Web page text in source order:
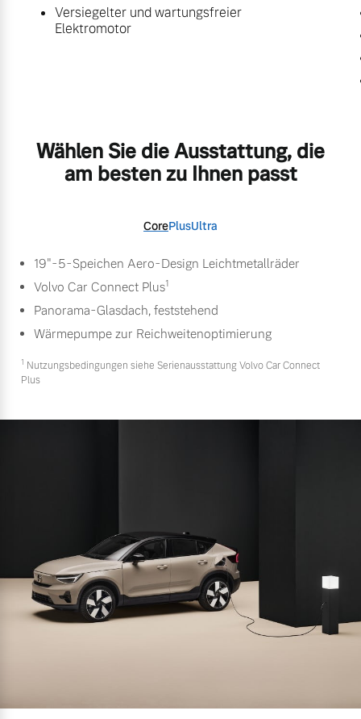
Versiegelter und wartungsfreier
Elektromotor
Wählen Sie die Ausstattung, die
am besten zu Ihnen passt
CorePlusUltra
19"-5-Speichen Aero-Design Leichtmetallräder
Volvo Car Connect Plus1
Panorama-Glasdach, feststehend
Wärmepumpe zur Reichweitenoptimierung
1 Nutzungsbedingungen siehe Serienausstattung Volvo Car Connect
Plus